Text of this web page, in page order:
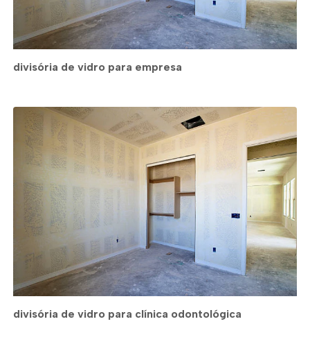
divisória de vidro para empresa
divisória de vidro para clínica odontológica